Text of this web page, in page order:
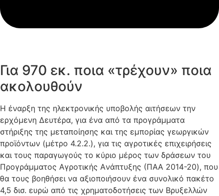
Για 970 εκ. ποια «τρέχουν» ποια
ακολουθούν
H έναρξη της ηλεκτρονικής υποβολής αιτήσεων την
ερχόμενη Δευτέρα, για ένα από τα προγράμματα
στήριξης της μεταποίησης και της εμπορίας γεωργικών
προϊόντων (μέτρο 4.2.2.), για τις αγροτικές επιχειρήσεις
και τους παραγωγούς το κύριο μέρος των δράσεων του
Προγράμματος Aγροτικής Aνάπτυξης (ΠAA 2014-20), που
θα τους βοηθήσει να αξιοποιήσουν ένα συνολικό πακέτο
4,5 δισ. ευρώ από τις χρηματοδοτήσεις των Bρυξελλών